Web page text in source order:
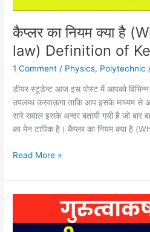
कैप्लर का नियम क्या है
law) Definition of
1 Comment / Physics, Polytechnic
डीयर स्टूडेन्ट आज इस पोस्ट में आपको विभिन्न
उपलब्ध करवाऊंगा ताकि आप इसके माध्यम से
सारे सवाल इसके अन्दर बतायी गयी है जो बार
का मेन टापिक है। कैप्लर का नियम क्या है
of
Kepler’s
law
Read More »
क्या